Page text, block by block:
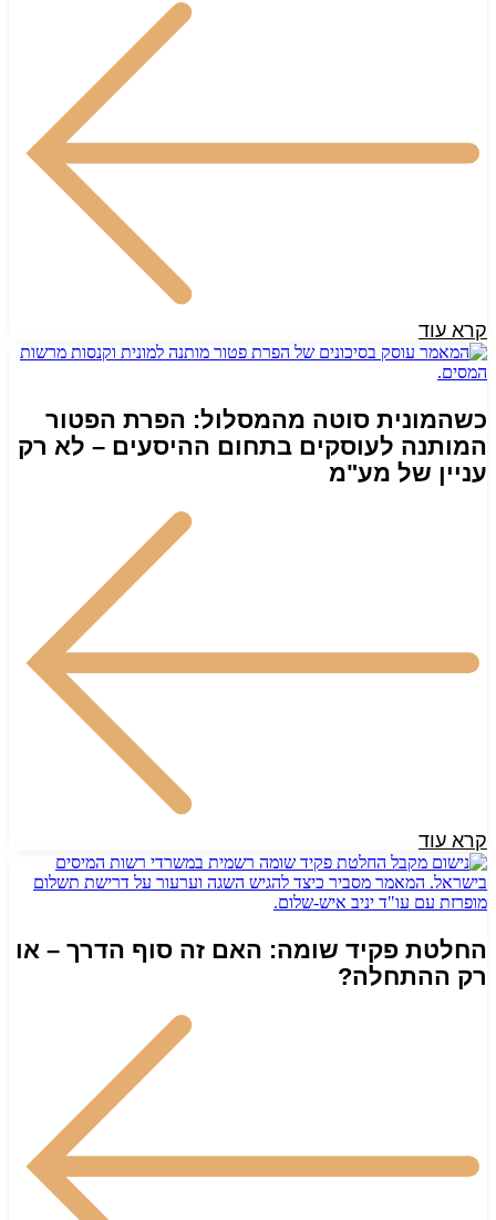
קרא עוד
כשהמונית סוטה מהמסלול: הפרת הפטור
המותנה לעוסקים בתחום ההיסעים – לא רק
עניין של מע"מ
קרא עוד
החלטת פקיד שומה: האם זה סוף הדרך – או
רק ההתחלה?